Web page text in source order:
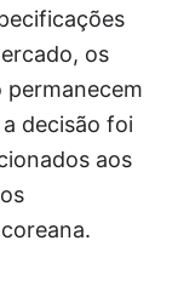
os
permanecem
decisão foi
aos